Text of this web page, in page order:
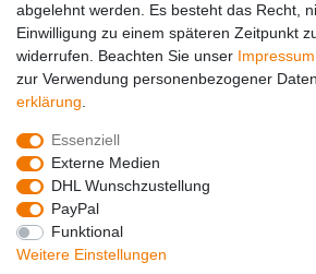
abgelehnt werden. Es besteht das Recht,
Einwilligung zu einem späteren Zeitpunkt
widerrufen. Beachten Sie unser Impressum
zur Verwendung personenbezogener
erklärung
Essenziell
Externe Medien
DHL Wunschzustellung
PayPal
Funktional
Weitere Einstellungen